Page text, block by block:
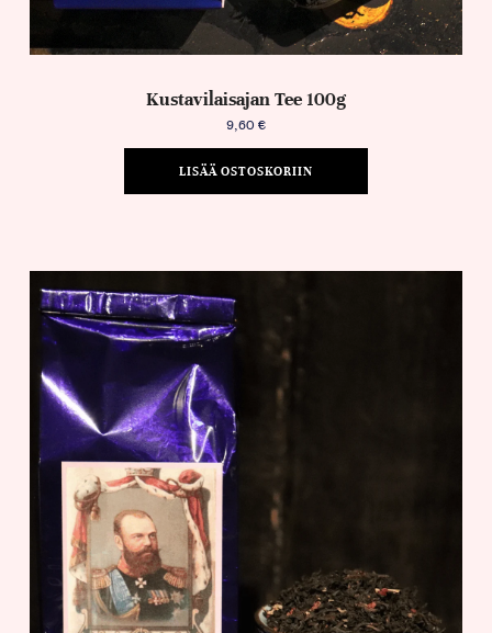
Kustavilaisajan Tee 100g
9,60 €
LISÄÄ OSTOSKORIIN